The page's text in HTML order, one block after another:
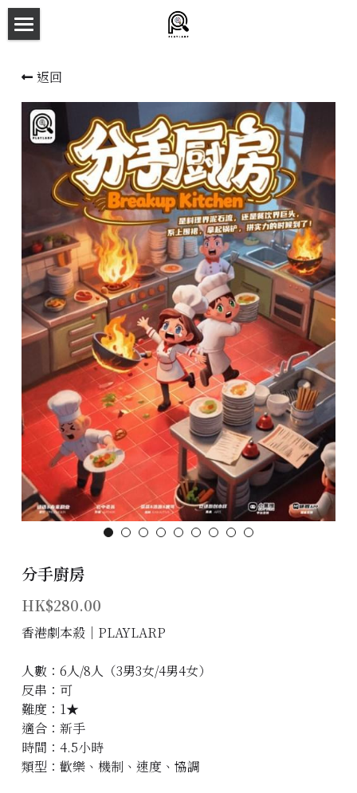
新本預告
主持人檔案
劇本相冊
拼團快團群組
劇本殺介紹
新手須知
預約方法
主題房間
會員優惠
學生優惠
主持/劇本招募
到址及團建服務
傳媒報道
聯絡我們
搜索
返回
分手廚房
HK$280.00
香港劇本殺│PLAYLARP
人數：6人/8人（3男3女/4男4女）
反串：可
難度：1★
適合：新手
時間：4.5小時
類型：歡樂、機制、速度、協調
商品分類
所有商品分類